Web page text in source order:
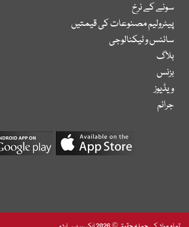
سونے کے نرخ
پیٹرولیم مصنوعات کی قیمتیں
سائنس و ٹیکنالوجی
بلاگ
بزنس
ویڈیوز
جرائم